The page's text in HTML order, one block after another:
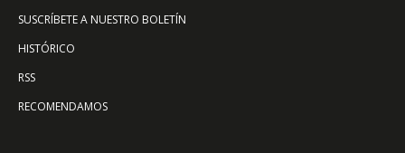
SUSCRÍBETE A NUESTRO BOLETÍN
HISTÓRICO
RSS
RECOMENDAMOS